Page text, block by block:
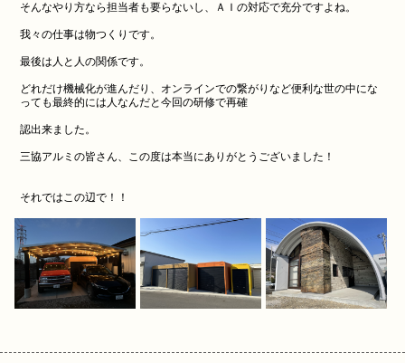
そんなやり方なら担当者も要らないし、ＡＩの対応で充分ですよね。
我々の仕事は物つくりです。
最後は人と人の関係です。
どれだけ機械化が進んだり、オンラインでの繋がりなど便利な世の中にな
っても最終的には人なんだと今回の研修で再確
認出来ました。
三協アルミの皆さん、この度は本当にありがとうございました！
それではこの辺で！！